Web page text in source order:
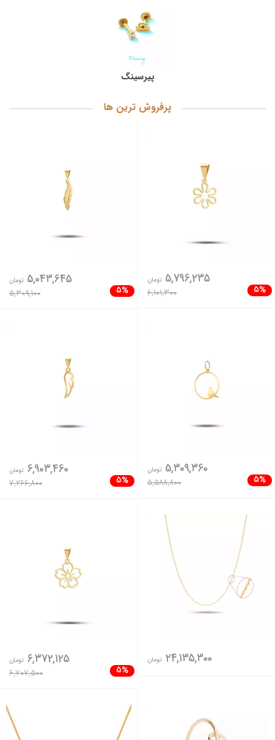
پیرسینگ
پرفروش ترین ها
5%
5,796,235 تومان
6,101,300
5%
5,043,645 تومان
5,309,100
5%
5,309,360 تومان
5,588,800
5%
6,903,460 تومان
7,266,800
24,135,300 تومان
5%
6,372,125 تومان
6,707,500